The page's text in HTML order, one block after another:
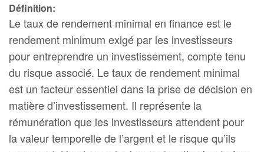
Définition:
Le taux de rendement minimal en finance est le
rendement minimum exigé par les investisseurs
pour entreprendre un investissement, compte tenu
du risque associé. Le taux de rendement minimal
est un facteur essentiel dans la prise de décision en
matière d’investissement. Il représente la
rémunération que les investisseurs attendent pour
la valeur temporelle de l’argent et le risque qu’ils